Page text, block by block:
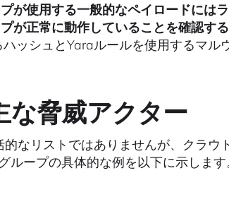
が使用する一般的なペイロードには
が正常に動作していることを確認する
ッシュとYaraルールを使用するマル
な脅威アクター
的なリストではありませんが、クラ
ループの具体的な例を以下に示します